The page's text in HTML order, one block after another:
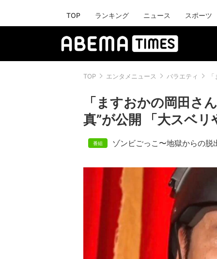
TOP ランキング ニュース スポーツ
TOP エンタメニュース バラエティ
「ますおかの岡田さ
真”が公開 「大スベリ
ゾンビごっこ〜地獄からの脱